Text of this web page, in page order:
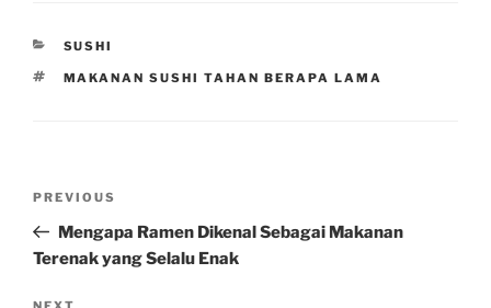
CATEGORIES
SUSHI
TAGS
MAKANAN SUSHI TAHAN BERAPA LAMA
Previous
Post
PREVIOUS
Mengapa Ramen Dikenal Sebagai Makanan
Terenak yang Selalu Enak